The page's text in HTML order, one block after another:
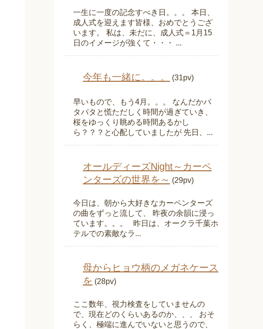
一生に一度の記念すべき日。。。 本日、
成人式を迎えます皆様、おめでとうござ
います。 私は、未だに、成人式＝1月15
日のイメージが強くて・・・ ...
今年も一緒に。。。 (31pv)
早いもので、もう4月。。。 なんだかバ
タバタと慌ただしく時間が過ぎていき、
桜をゆっくり眺める時間あるかし
ら？？？と心配していましたが 先日、...
オールディーズNight～カーペ
ンターズの世界を～ (29pv)
今日は、朝から大好きなカーペンターズ
の曲をずっと流して、 昨夜の余韻に浸っ
ています。。。 昨日は、オークラ千葉ホ
テルでの素敵なラ...
母からヒョウ柄のメガネケース
を (28pv)
ここ数年、視力検査をしていませんの
で、現在どのくらいあるのか、、、 おそ
らく、極端に進んでいないと思うので、